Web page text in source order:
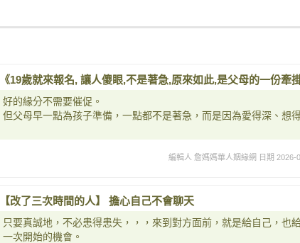
《19歲就來報名, 讓人傻眼,不是著急,原來如此,是父母的一份牽掛
好的緣分不需要催促。
但父母早一點為孩子準備，一點都不是著急，而是因為愛得深、想
編輯人 詹媽媽華人姻緣網 日期 2026-
【改了三次時間的人】 擔心自己不會聊天
只要真誠地，不必患得患失，，，來到對方面前，就是給自己，也
一次開始的機會。